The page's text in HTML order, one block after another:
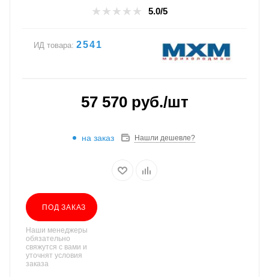
5.0/5
ИД товара: 2541
57 570руб./шт
на заказ Нашли дешевле?
ПОД ЗАКАЗ
Наши менеджеры
обязательно
свяжутся с вами и
уточнят условия
заказа